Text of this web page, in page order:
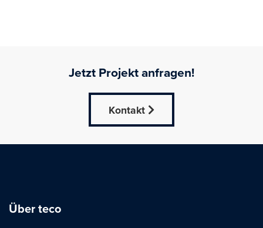
Jetzt Projekt anfragen!
Kontakt
Über teco